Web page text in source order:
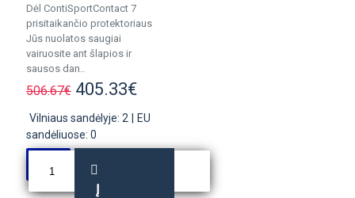
Dėl ContiSportContact 7
prisitaikančio protektoriaus
Jūs nuolatos saugiai
vairuosite ant šlapios ir
sausos dan..
506.67€ 405.33€
Vilniaus sandėlyje: 2
EU
sandėliuose: 0
Į